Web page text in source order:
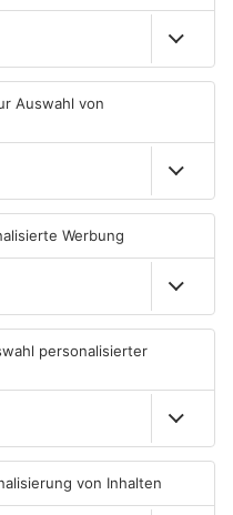
TOPNEWS
Alzenauer Stadtfest
08.08.2026, 00:05 UHR IN KREIS
ASCHAFFENBURG